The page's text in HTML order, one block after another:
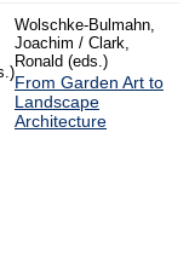
Wolschke-Bulmahn,
Joachim / Clark,
Ronald (eds.)
From Garden Art to
Landscape
Architecture